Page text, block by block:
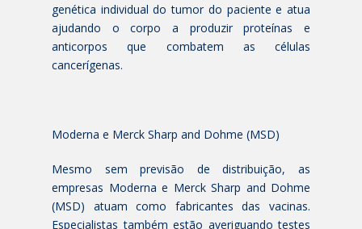
genética individual do tumor do paciente e atua
ajudando o corpo a produzir proteínas e
anticorpos que combatem as células
cancerígenas.
Moderna e Merck Sharp and Dohme (MSD)
Mesmo sem previsão de distribuição, as
empresas Moderna e Merck Sharp and Dohme
(MSD) atuam como fabricantes das vacinas.
Especialistas também estão averiguando testes